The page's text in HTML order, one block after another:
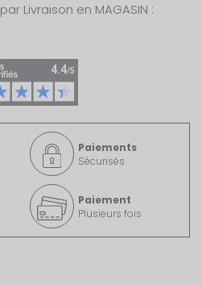
par Livraison en MAGASIN :
Paiements
Sécurisés
Paiement
Plusieurs fois